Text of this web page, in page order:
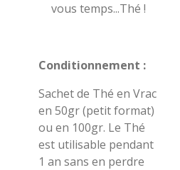
vous temps...Thé !
Conditionnement :
Sachet de Thé en Vrac
en 50gr (petit format)
ou en 100gr. Le Thé
est utilisable pendant
1 an sans en perdre